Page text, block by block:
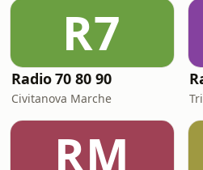
R7
Radio 70 80 90
Civitanova Marche
RM